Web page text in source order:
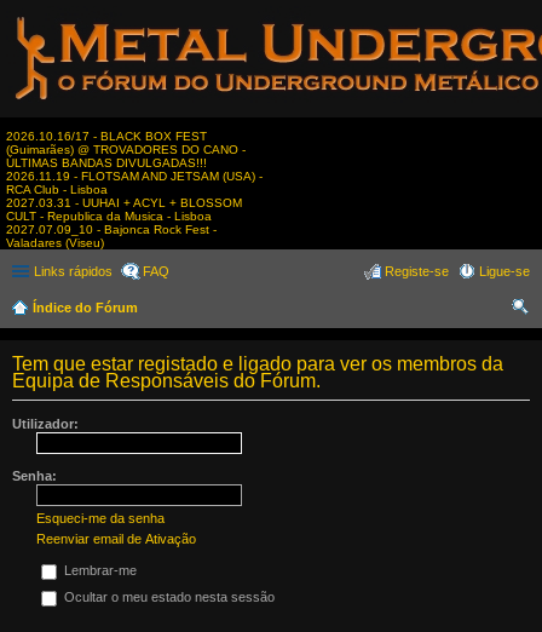
2026.10.16/17 - BLACK BOX FEST
(Guimarães) @ TROVADORES DO CANO -
ÚLTIMAS BANDAS DIVULGADAS!!!
2026.11.19 - FLOTSAM AND JETSAM (USA) -
RCA Club - Lisboa
2027.03.31 - UUHAI + ACYL + BLOSSOM
CULT - Republica da Musica - Lisboa
2027.07.09_10 - Bajonca Rock Fest -
Valadares (Viseu)
Links rápidos FAQ Ligue-se
Registe-se
Índice do Fórum
Tem que estar registado e ligado para ver os membros da
Equipa de Responsáveis do Fórum.
Utilizador:
Senha:
Esqueci-me da senha
Reenviar email de Ativação
Lembrar-me
Ocultar o meu estado nesta sessão